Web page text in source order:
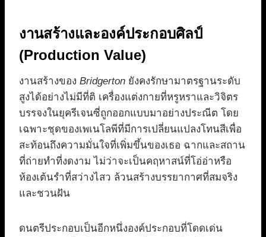
งานสร้างและองค์ประกอบศิลป์
(Production Value)
งานสร้างของ Bridgerton ยังคงรักษามาตรฐานระดับ
สูงได้อย่างไม่มีที่ติ เครื่องแต่งกายที่หรูหราและวิจิตร
บรรจงในยุครีเจนซี่ถูกออกแบบมาอย่างประณีต โดย
เฉพาะชุดของเพเนโลพีที่มีการเปลี่ยนแปลงโทนสีเพื่อ
สะท้อนถึงความมั่นใจที่เพิ่มขึ้นของเธอ ฉากและสถาน
ที่ถ่ายทำที่งดงาม ไม่ว่าจะเป็นคฤหาสน์ที่โอ่อ่าหรือ
ห้องเต้นรำที่สว่างไสว ล้วนสร้างบรรยากาศที่สมจริง
และชวนฝัน
ดนตรีประกอบเป็นอีกหนึ่งองค์ประกอบที่โดดเด่น